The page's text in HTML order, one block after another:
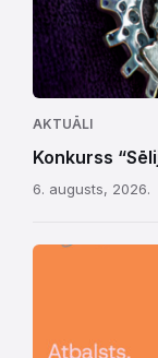
AKTUĀLI
Konkurss
6. augusts, 2026.